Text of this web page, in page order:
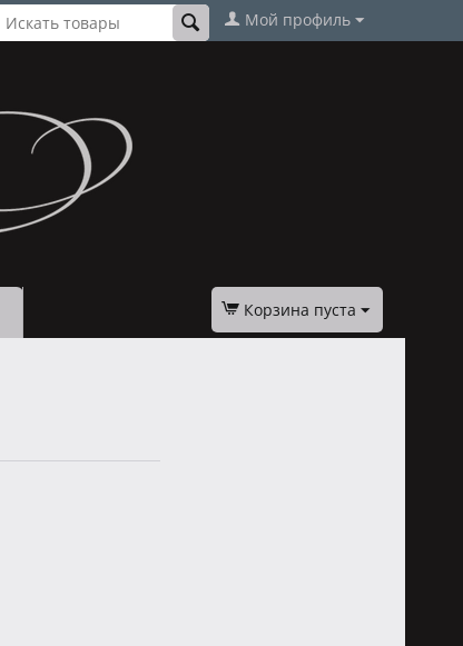
Мой профиль
Корзина пуста